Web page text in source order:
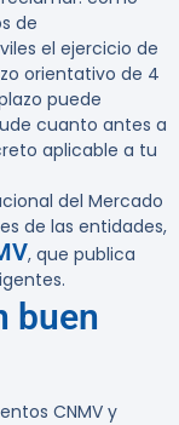
de
el ejercicio de
orientativo de 4
puede
cuanto antes a
aplicable a tu
del Mercado
de las entidades,
, que publica
buen
CNMV y